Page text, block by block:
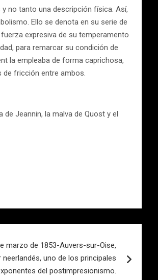
no tanto una descripción física. Así,
Ello se denota en su serie de
expresiva de su temperamento
para remarcar su condición de
la empleaba de forma caprichosa,
de fricción entre ambos.
Jeannin, la malva de Quost y el
marzo de 1853-Auvers-sur-Oise,
uno de los principales
del postimpresionismo.